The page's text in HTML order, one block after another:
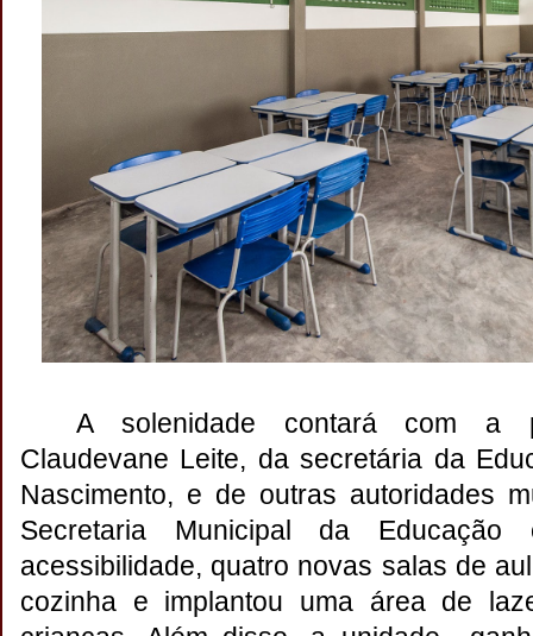
A solenidade contará com a
Claudevane Leite, da secretária da
Nascimento, e de outras autoridades
Secretaria Municipal da Educação
acessibilidade, quatro novas salas de
cozinha e implantou uma área de